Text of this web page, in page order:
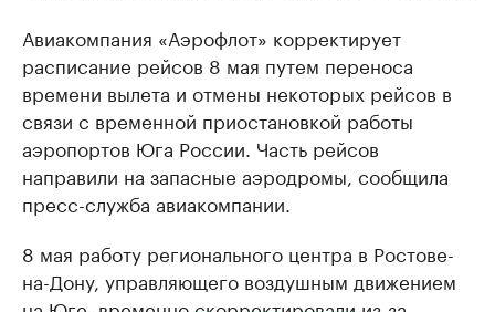
Авиакомпания «Аэрофлот» корректирует
расписание рейсов 8 мая путем переноса
времени вылета и отмены некоторых рейсов в
связи с временной приостановкой работы
аэропортов Юга России. Часть рейсов
направили на запасные аэродромы, сообщила
пресс-служба авиакомпании.
8 мая работу регионального центра в Ростове-
на-Дону, управляющего воздушным движением